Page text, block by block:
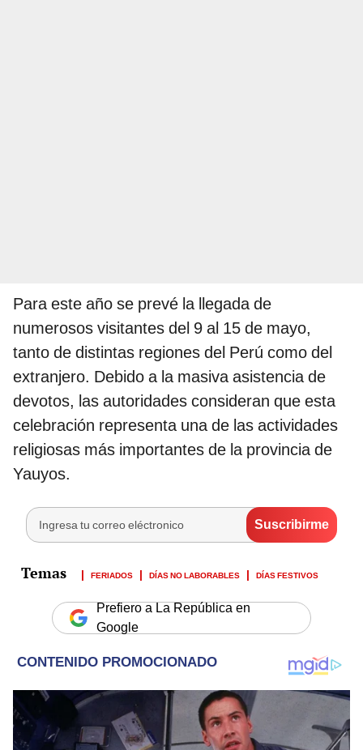
Para este año se prevé la llegada de
numerosos visitantes del 9 al 15 de mayo,
tanto de distintas regiones del Perú como del
extranjero. Debido a la masiva asistencia de
devotos, las autoridades consideran que esta
celebración representa una de las actividades
religiosas más importantes de la provincia de
Yauyos.
FERIADOS DÍAS NO LABORABLES DÍAS FESTIVOS
Prefiero a La República en
Google